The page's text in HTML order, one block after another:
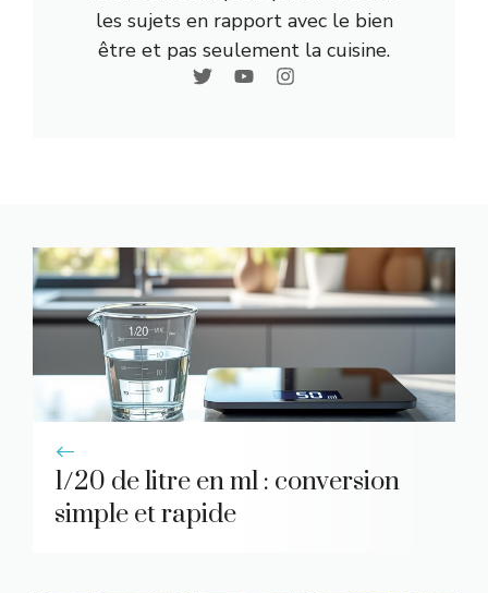
les sujets en rapport avec le bien
être et pas seulement la cuisine.
1/20 de litre en ml : conversion
simple et rapide